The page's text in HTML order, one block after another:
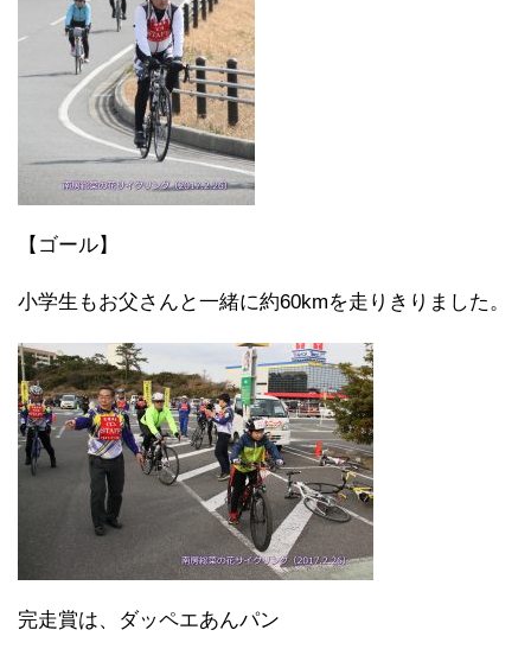
【ゴール】
小学生もお父さんと一緒に約60kmを走りきりました。
完走賞は、ダッペエあんパン